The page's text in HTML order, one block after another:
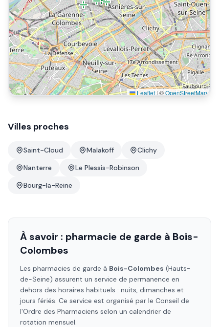
Leaflet | ©OpenStreetMap
Villes proches
Saint-Cloud Malakoff
Clichy
Nanterre
Le Plessis-Robinson
Bourg-la-Reine
À savoir : pharmacie de garde à Bois-
Colombes
Les pharmacies de garde à Bois-Colombes (Hauts-
de-Seine) assurent un service de permanence en
dehors des horaires habituels : nuits, dimanches et
jours fériés. Ce service est organisé par le Conseil de
l'Ordre des Pharmaciens selon un calendrier de
rotation mensuel.